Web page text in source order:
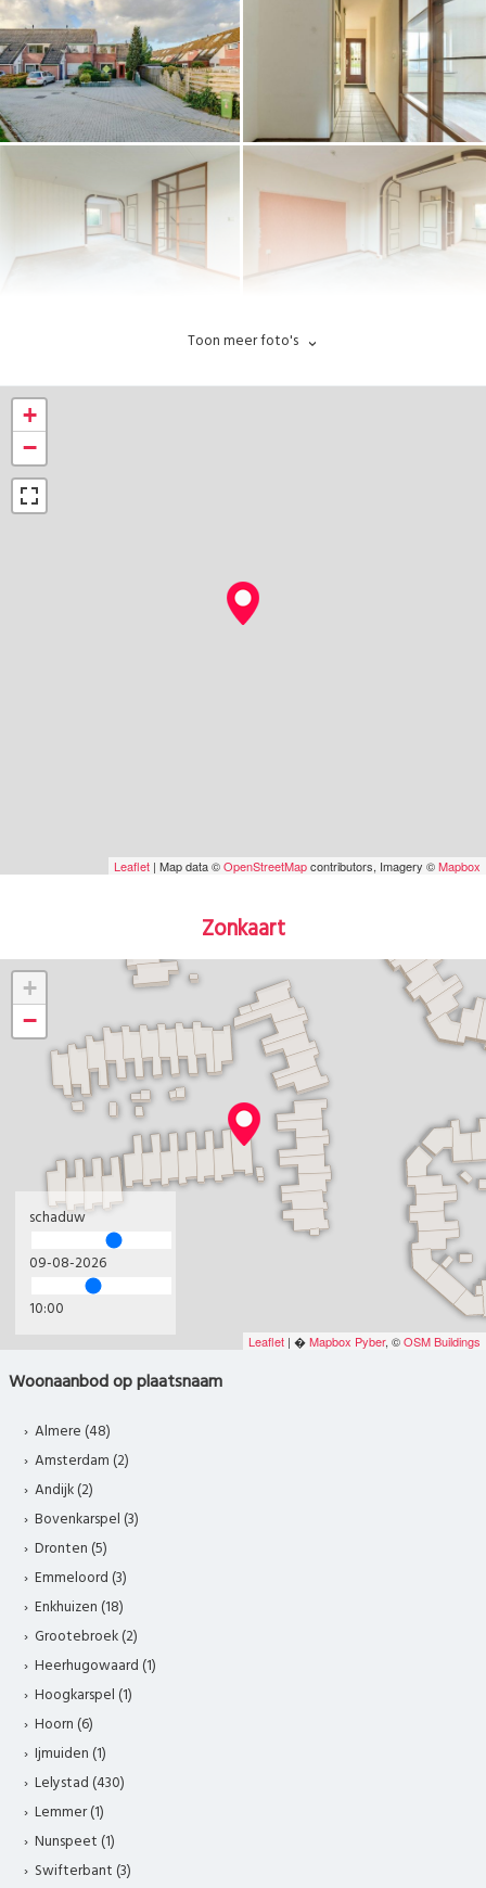
Toon meer foto's
+
−
Leaflet | Map data ©OpenStreetMapcontributors, Imagery ©Mapbox
Zonkaart
+
−
Leaflet | �Mapbox Pyber, ©OSM Buildings
schaduw
09-08-2026
10:00
Woonaanbod op plaatsnaam
Almere (48)
Amsterdam (2)
Andijk (2)
Bovenkarspel (3)
Dronten (5)
Emmeloord (3)
Enkhuizen (18)
Grootebroek (2)
Heerhugowaard (1)
Hoogkarspel (1)
Hoorn (6)
Ijmuiden (1)
Lelystad (430)
Lemmer (1)
Nunspeet (1)
Swifterbant (3)